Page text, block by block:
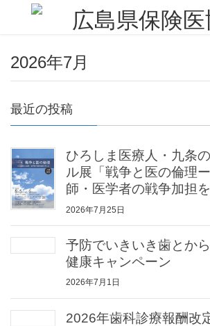
2026年7月
最近の投稿
ひろしま医療人・九条
ル展「戦争と医の倫理
師・医学者の戦争加担を
2026年7月25日
予防でいきいき歯とか
健康キャンペーン
2026年7月1日
2026年歯科診療報酬改